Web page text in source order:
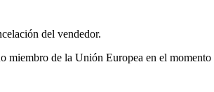
del vendedor.
miembro de la Unión Europea en el